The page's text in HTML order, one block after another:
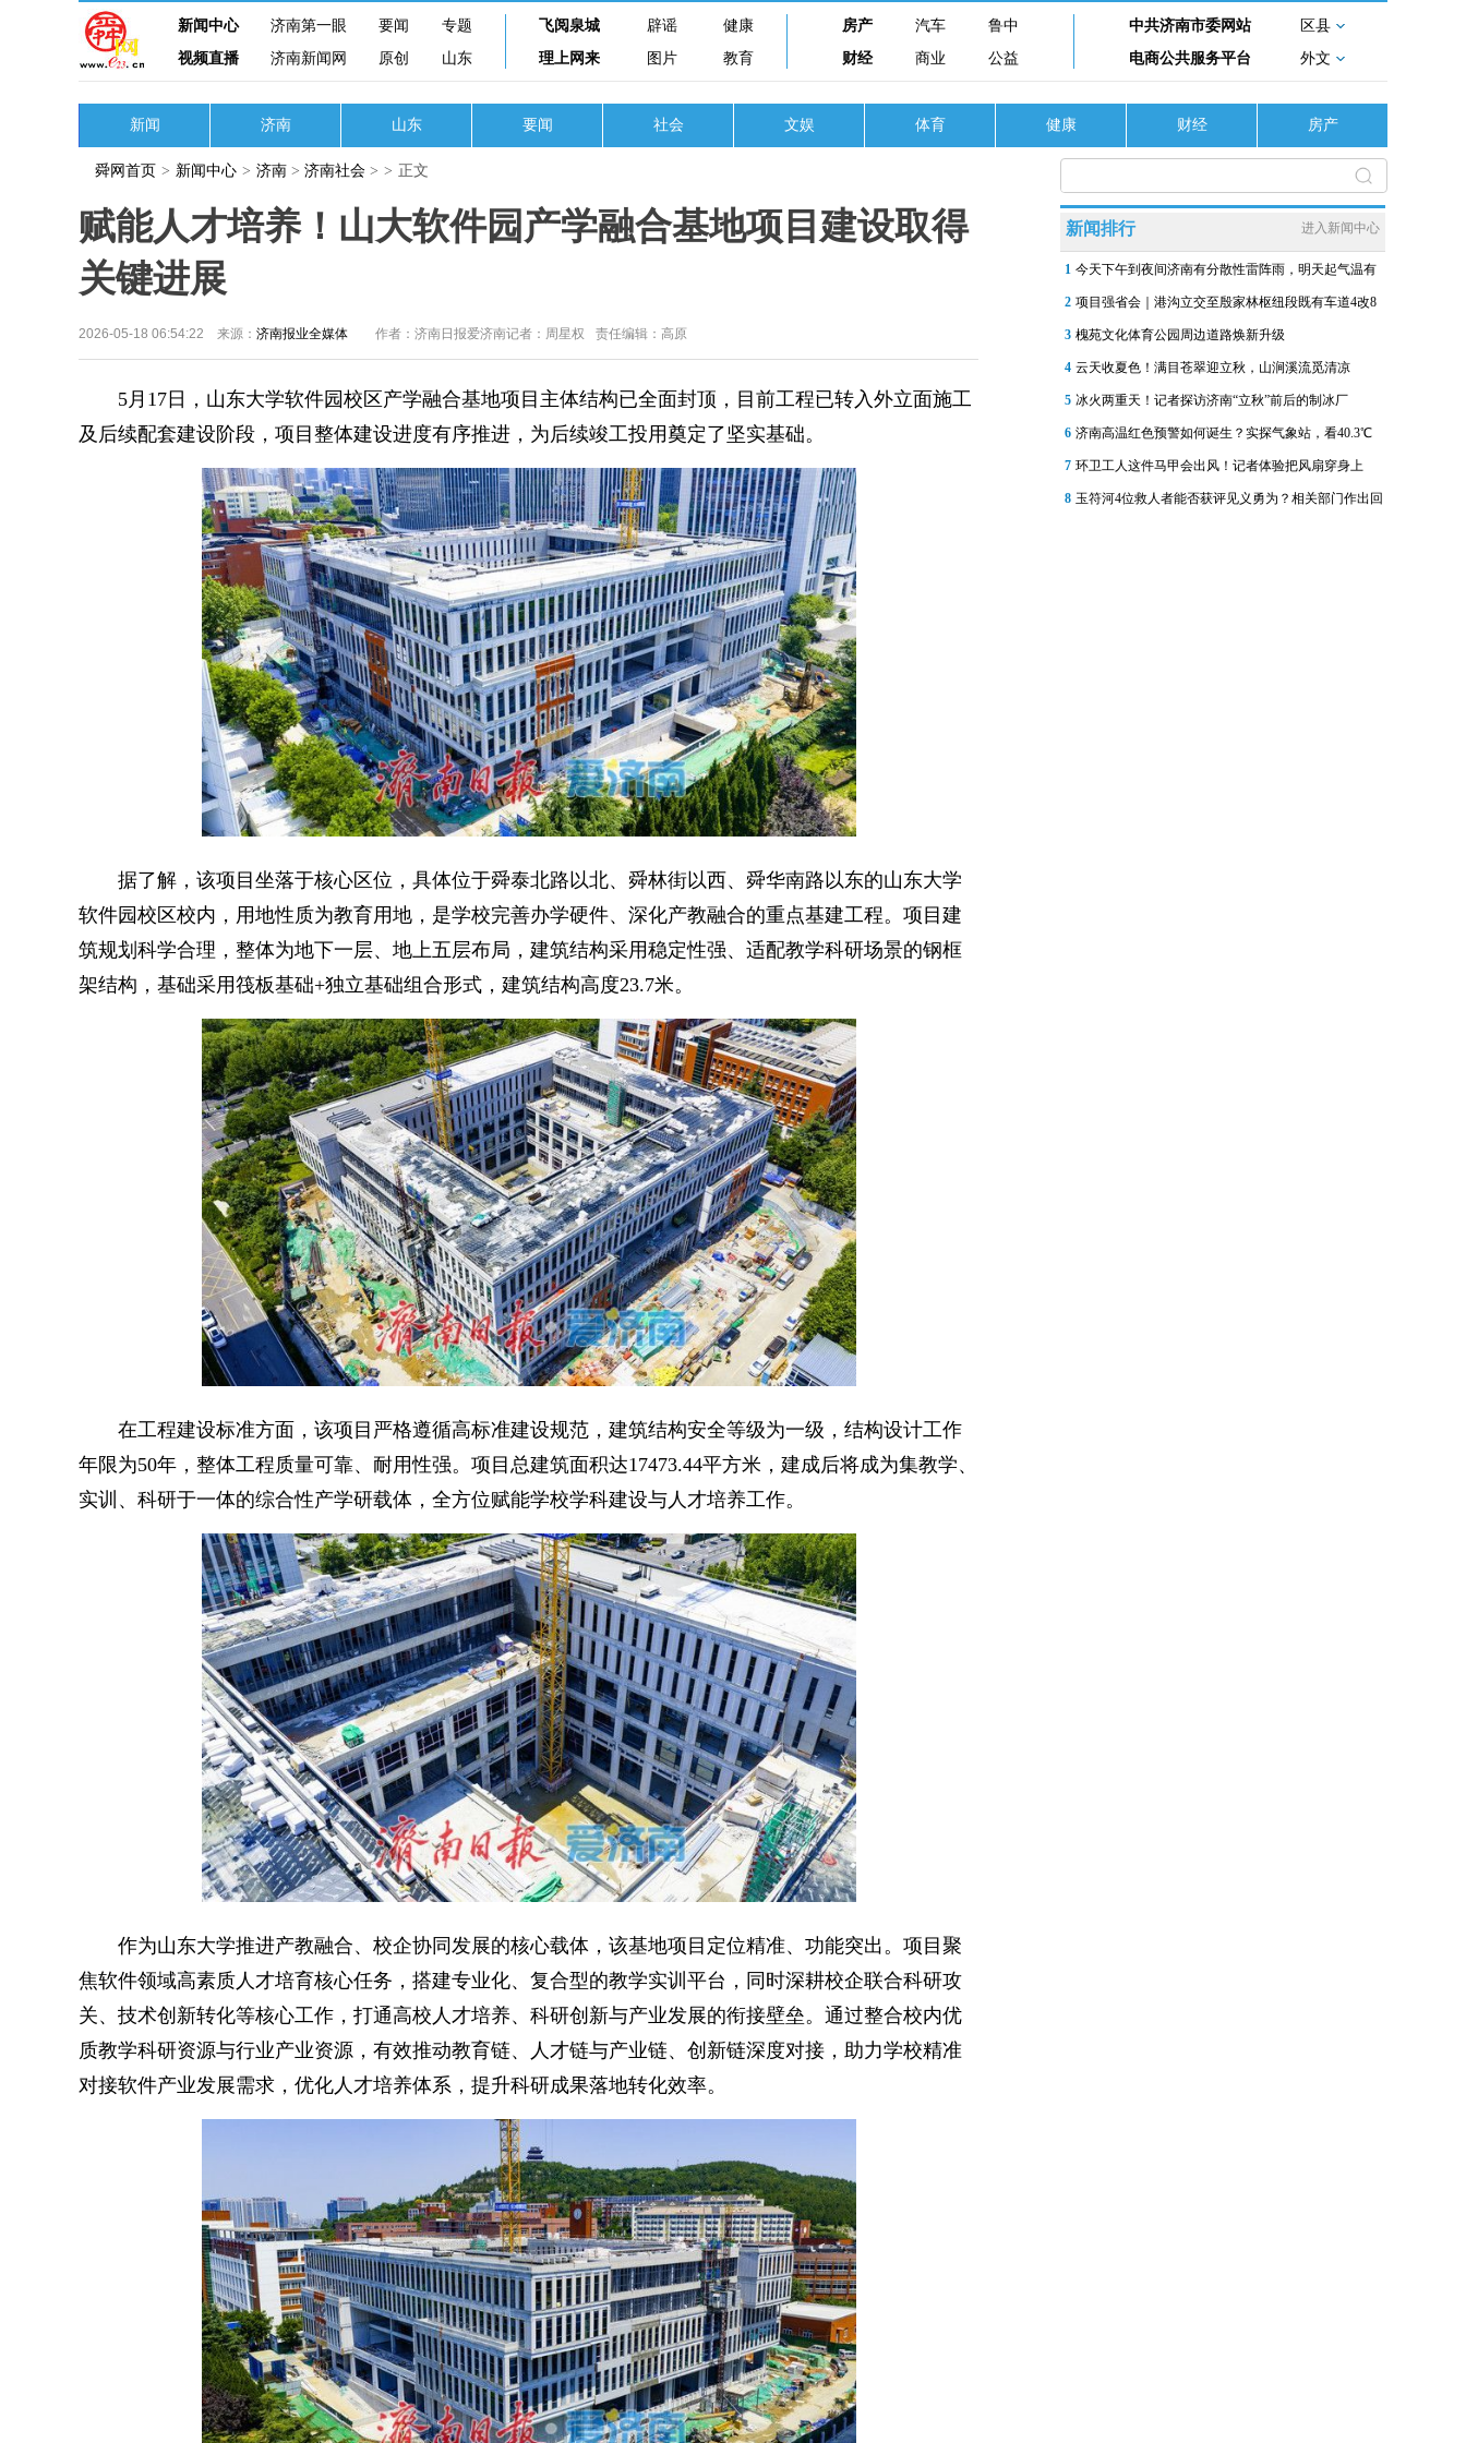
新闻中心 济南第一眼 要闻
专题
视频直播
济南新闻网 原创 山东
飞阅泉城 辟谣
健康
理上网来
图片 教育
房产 汽车
鲁中
财经
商业 公益
中共济南市委网站
区县
电商公共服务平台
外文
新闻 济南 山东 要闻 社会 文娱 体育 健康 财经 房产
舜网首页 > 新闻中心 > 济南 > 济南社会 > > 正文
赋能人才培养！山大软件园产学融合基地项目建设取得
关键进展
2026-05-18 06:54:22 来源： 济南报业全媒体 作者：济南日报爱济南记者：周星权 责任编辑：高原
5月17日，山东大学软件园校区产学融合基地项目主体结构已全面封顶，目前工程已转入外立面施工
及后续配套建设阶段，项目整体建设进度有序推进，为后续竣工投用奠定了坚实基础。
据了解，该项目坐落于核心区位，具体位于舜泰北路以北、舜林街以西、舜华南路以东的山东大学
软件园校区校内，用地性质为教育用地，是学校完善办学硬件、深化产教融合的重点基建工程。项目建
筑规划科学合理，整体为地下一层、地上五层布局，建筑结构采用稳定性强、适配教学科研场景的钢框
架结构，基础采用筏板基础+独立基础组合形式，建筑结构高度23.7米。
在工程建设标准方面，该项目严格遵循高标准建设规范，建筑结构安全等级为一级，结构设计工作
年限为50年，整体工程质量可靠、耐用性强。项目总建筑面积达17473.44平方米，建成后将成为集教学、
实训、科研于一体的综合性产学研载体，全方位赋能学校学科建设与人才培养工作。
作为山东大学推进产教融合、校企协同发展的核心载体，该基地项目定位精准、功能突出。项目聚
焦软件领域高素质人才培育核心任务，搭建专业化、复合型的教学实训平台，同时深耕校企联合科研攻
关、技术创新转化等核心工作，打通高校人才培养、科研创新与产业发展的衔接壁垒。通过整合校内优
质教学科研资源与行业产业资源，有效推动教育链、人才链与产业链、创新链深度对接，助力学校精准
对接软件产业发展需求，优化人才培养体系，提升科研成果落地转化效率。
新闻排行 进入新闻中心
1 今天下午到夜间济南有分散性雷阵雨，明天起气温有
2 项目强省会｜港沟立交至殷家林枢纽段既有车道4改8
3 槐苑文化体育公园周边道路焕新升级
4 云天收夏色！满目苍翠迎立秋，山涧溪流觅清凉
5 冰火两重天！记者探访济南“立秋”前后的制冰厂
6 济南高温红色预警如何诞生？实探气象站，看40.3℃
7 环卫工人这件马甲会出风！记者体验把风扇穿身上
8 玉符河4位救人者能否获评见义勇为？相关部门作出回